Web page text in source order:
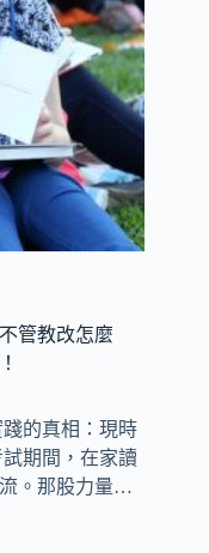
管教改怎麼
的真相：現時
期間，在家讀
。那股力量…